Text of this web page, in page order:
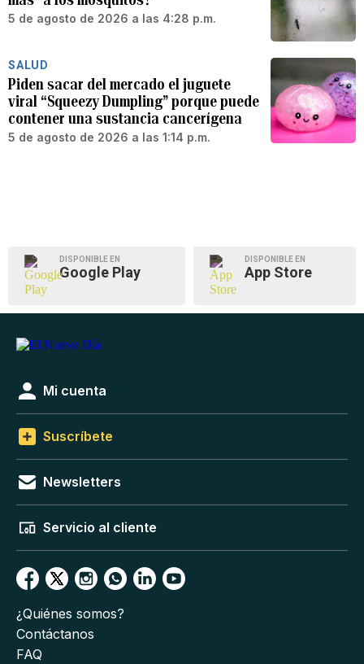
5 de agosto de 2026 a las 4:28 p.m.
SALUD
Piden sacar del mercado el juguete
viral “Squeezy Dumpling” porque puede
contener una sustancia cancerígena
5 de agosto de 2026 a las 1:14 p.m.
DISPONIBLE EN
Google Play
DISPONIBLE EN
App Store
Mi cuenta
Suscríbete
Newsletters
Servicio al cliente
¿Quiénes somos?
Contáctanos
FAQ